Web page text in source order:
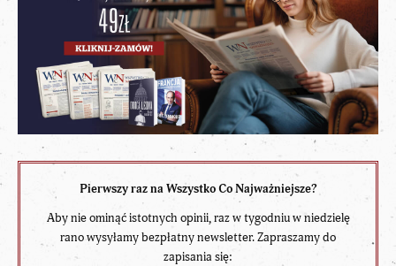
Pierwszy raz na Wszystko Co Najważniejsze?
Aby nie ominąć istotnych opinii, raz w tygodniu w niedzielę
rano wysyłamy bezpłatny newsletter. Zapraszamy do
zapisania się: